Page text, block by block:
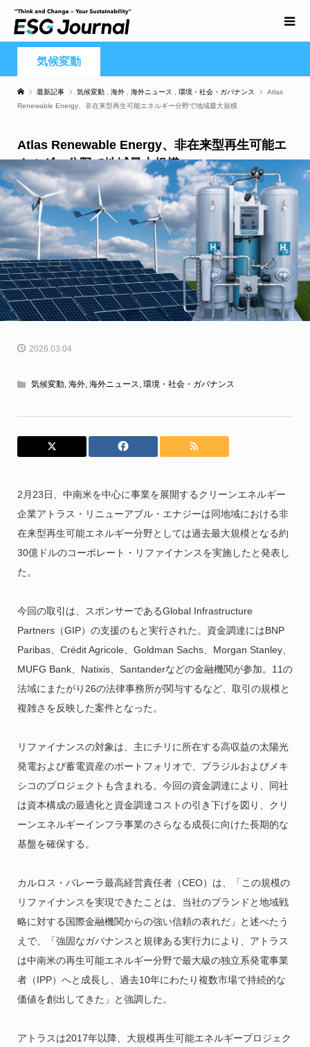
気候変動
最新記事 気候変動 海外 海外ニュース 環境・社会・ガバナンス
Atlas
Renewable Energy、非在来型再生可能エネルギー分野で地域最大規模
Atlas Renewable Energy、非在来型再生可能エ
ネルギー分野で地域最大規模
2026.03.04
気候変動, 海外, 海外ニュース 環境・社会・ガバナンス
2月23日、中南米を中心に事業を展開するクリーンエネルギー
企業アトラス・リニューアブル・エナジーは同地域における非
在来型再生可能エネルギー分野としては過去最大規模となる約
30億ドルのコーポレート・リファイナンスを実施したと発表し
た。
今回の取引は、スポンサーであるGlobal Infrastructure
Partners（GIP）の支援のもと実行された。資金調達にはBNP
Paribas、Crédit Agricole、Goldman Sachs、Morgan Stanley、
MUFG Bank、Natixis、Santanderなどの金融機関が参加。11の
法域にまたがり26の法律事務所が関与するなど、取引の規模と
複雑さを反映した案件となった。
リファイナンスの対象は、主にチリに所在する高収益の太陽光
発電および蓄電資産のポートフォリオで、ブラジルおよびメキ
シコのプロジェクトも含まれる。今回の資金調達により、同社
は資本構成の最適化と資金調達コストの引き下げを図り、クリ
ーンエネルギーインフラ事業のさらなる成長に向けた長期的な
基盤を確保する。
カルロス・バレーラ最高経営責任者（CEO）は、「この規模の
リファイナンスを実現できたことは、当社のブランドと地域戦
略に対する国際金融機関からの強い信頼の表れだ」と述べたう
えで、「強固なガバナンスと規律ある実行力により、アトラス
は中南米の再生可能エネルギー分野で最大級の独立系発電事業
者（IPP）へと成長し、過去10年にわたり複数市場で持続的な
価値を創出してきた」と強調した。
アトラスは2017年以降、大規模再生可能エネルギープロジェク